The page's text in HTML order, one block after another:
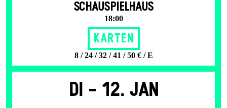
SCHAUSPIELHAUS
18:00
Karten
8 / 24 / 32 / 41 / 50 € / E
Di - 12. Jan